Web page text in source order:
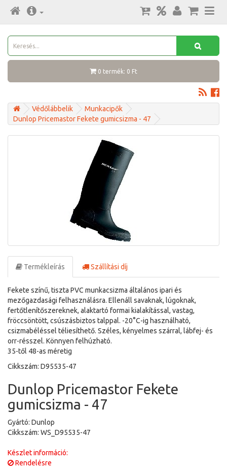
0 termék: 0 Ft
Védőlábbelik
Munkacipők
Dunlop Pricemastor Fekete gumicsizma - 47
Termékleírás Szállítási díj
Fekete színű, tiszta PVC munkacsizma általános ipari és
mezőgazdasági felhasználásra. Ellenáll savaknak, lúgoknak,
fertőtlenítőszereknek, alaktartó formai kialakítással, vastag,
fröccsöntött, csúszásbiztos talppal. -20°C-ig használható,
csizmabéléssel téliesíthető. Széles, kényelmes szárral, lábfej- és
orr-résszel. Könnyen felhúzható.
35-től 48-as méretig
Cikkszám: D95535-47
Dunlop Pricemastor Fekete
gumicsizma - 47
Gyártó: Dunlop
Cikkszám: WS_D95535-47
Készlet információ:
Rendelésre